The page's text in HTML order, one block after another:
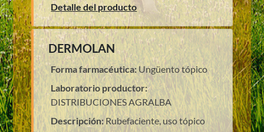
Detalle del producto
DERMOLAN
Forma farmacéutica: Ungüento tópico
Laboratorio productor:
DISTRIBUCIONES AGRALBA
Descripción:Rubefaciente, uso tópico